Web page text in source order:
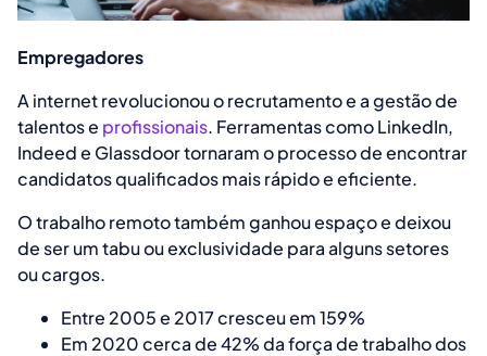
Empregadores
A internet revolucionou o recrutamento e a gestão de
talentos e profissionais. Ferramentas como LinkedIn,
Indeed e Glassdoor tornaram o processo de encontrar
candidatos qualificados mais rápido e eficiente.
O trabalho remoto também ganhou espaço e deixou
de ser um tabu ou exclusividade para alguns setores
ou cargos.
Entre 2005 e 2017 cresceu em 159%
Em 2020 cerca de 42% da força de trabalho dos